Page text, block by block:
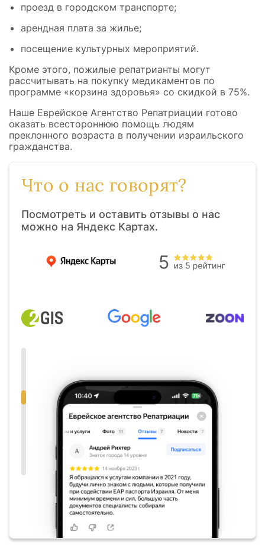
проезд в городском транспорте;
арендная плата за жилье;
посещение культурных мероприятий.
Кроме этого, пожилые репатрианты могут
рассчитывать на покупку медикаментов по
программе «корзина здоровья» со скидкой в 75%.
Наше Еврейское Агентство Репатриации готово
оказать всестороннюю помощь людям
преклонного возраста в получении израильского
гражданства.
Что о нас говорят?
Посмотреть и оставить отзывы о нас
можно на Яндекс Картах.